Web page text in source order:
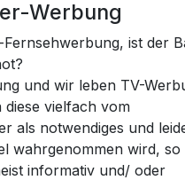
Werbung
Fernsehwerbung, ist der
und wir leben TV-
vielfach vom
als notwendiges und
wahrgenommen wird, so
informativ und/ oder